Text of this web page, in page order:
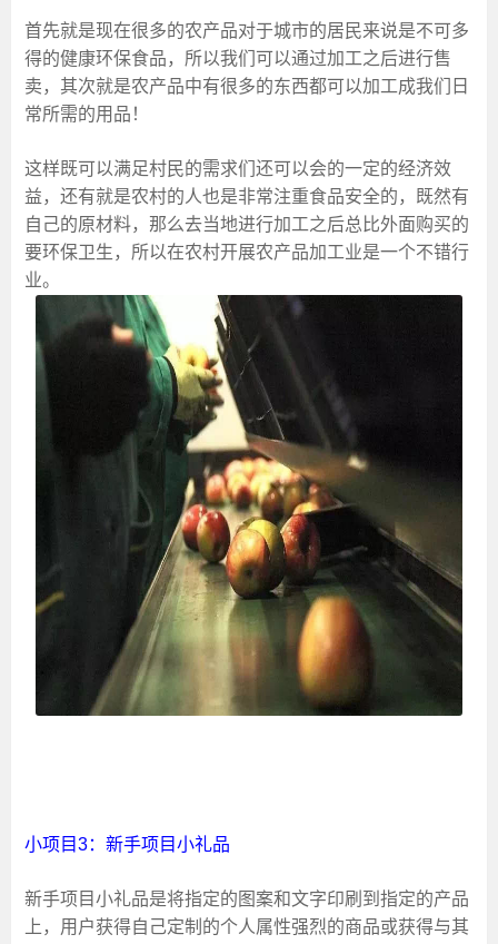
首先就是现在很多的农产品对于城市的居民来说是不可多
得的健康环保食品，所以我们可以通过加工之后进行售
卖，其次就是农产品中有很多的东西都可以加工成我们日
常所需的用品！
这样既可以满足村民的需求们还可以会的一定的经济效
益，还有就是农村的人也是非常注重食品安全的，既然有
自己的原材料，那么去当地进行加工之后总比外面购买的
要环保卫生，所以在农村开展农产品加工业是一个不错行
业。
小项目3：新手项目小礼品
新手项目小礼品是将指定的图案和文字印刷到指定的产品
上，用户获得自己定制的个人属性强烈的商品或获得与其